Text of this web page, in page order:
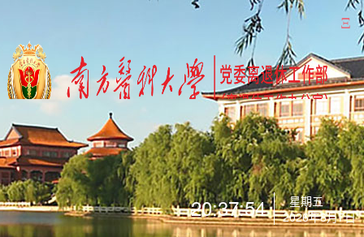
Ξ
20:37:58
星期五
2026年8月7日